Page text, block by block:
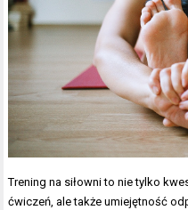
Trening na siłowni to nie tylko
ćwiczeń, ale także umiejętność